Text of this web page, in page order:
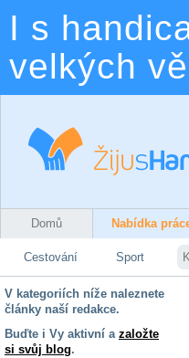
I s
velkých
Domů Nabídka
Cestování Sport
V kategoriích níže naleznete
články naší redakce.
Buďte i Vy aktivní a založte
si svůj blog.